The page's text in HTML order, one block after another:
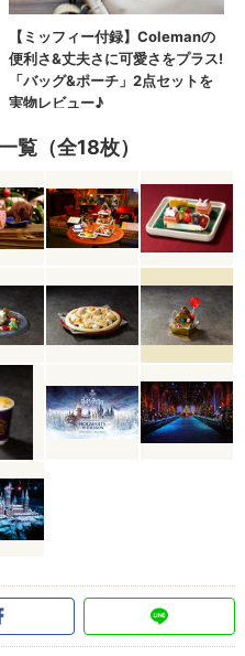
覧（全18枚）